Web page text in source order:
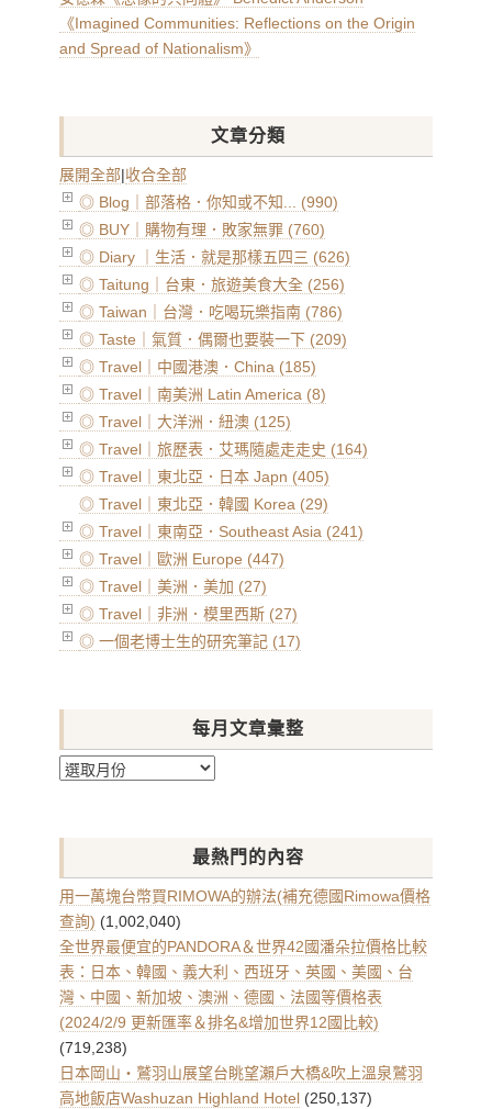
《Imagined Communities: Reflections on the Origin
and Spread of Nationalism》
文章分類
展開全部|收合全部
◎ Blog｜部落格．你知或不知... (990)
◎ BUY｜購物有理．敗家無罪 (760)
◎ Diary ｜生活．就是那樣五四三 (626)
◎ Taitung｜台東．旅遊美食大全 (256)
◎ Taiwan｜台灣．吃喝玩樂指南 (786)
◎ Taste｜氣質．偶爾也要裝一下 (209)
◎ Travel｜中國港澳．China (185)
◎ Travel｜南美洲 Latin America (8)
◎ Travel｜大洋洲．紐澳 (125)
◎ Travel｜旅歷表．艾瑪隨處走走史 (164)
◎ Travel｜東北亞．日本 Japn (405)
◎ Travel｜東北亞．韓國 Korea (29)
◎ Travel｜東南亞．Southeast Asia (241)
◎ Travel｜歐洲 Europe (447)
◎ Travel｜美洲．美加 (27)
◎ Travel｜非洲．模里西斯 (27)
◎ 一個老博士生的研究筆記 (17)
每月文章彙整
每
章
整
最熱門的內容
用一萬塊台幣買RIMOWA的辦法(補充德國Rimowa價格
查詢) (1,002,040)
全世界最便宜的PANDORA＆世界42國潘朵拉價格比較
表：日本、韓國、義大利、西班牙、英國、美國、台
灣、中國、新加坡、澳洲、德國、法國等價格表
(2024/2/9 更新匯率＆排名&增加世界12國比較)
(719,238)
日本岡山・鷲羽山展望台眺望瀨戶大橋&吹上溫泉鷲羽
高地飯店Washuzan Highland Hotel (250,137)